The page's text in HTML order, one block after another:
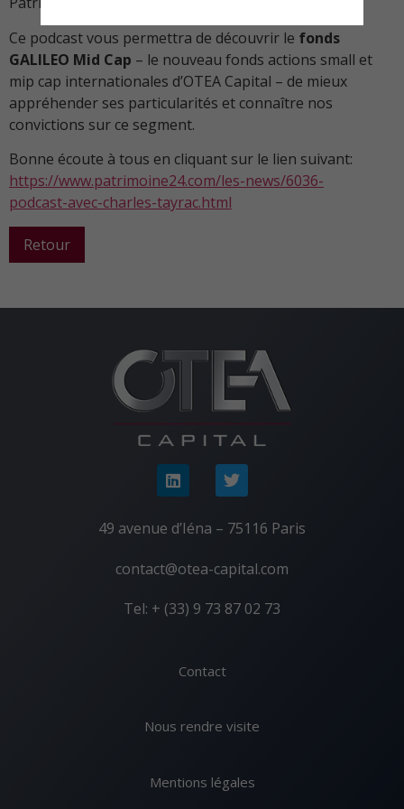
Ce podcast vous permettra de découvrir le fonds
GALILEO Mid Cap – le nouveau fonds actions small et
mip cap internationales d’OTEA Capital – de mieux
appréhender ses particularités et connaître nos
convictions sur ce segment.
Bonne écoute à tous en cliquant sur le lien suivant:
https://www.patrimoine24.com/les-news/6036-
podcast-avec-charles-tayrac.html
Retour
49 avenue d’Iéna – 75116 Paris
contact@otea-capital.com
Tel: + (33) 9 73 87 02 73
Contact
Nous rendre visite
Mentions légales